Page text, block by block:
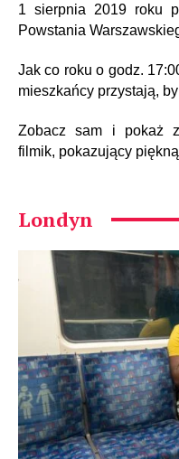
1 sierpnia 2019 roku
Powstania
Jak co roku o godz.
mieszkańcy przystają,
Zobacz sam i pokaż
filmik, pokazujący
Londyn